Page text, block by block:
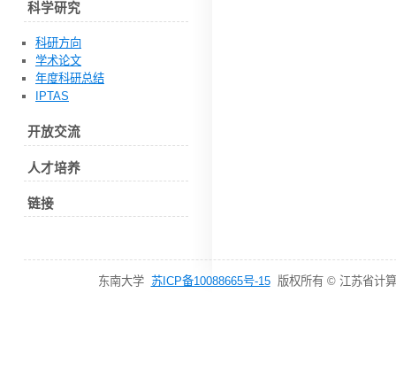
科学研究
科研方向
学术论文
年度科研总结
IPTAS
开放交流
人才培养
链接
东南大学 苏ICP备10088665号-15版权所有 © 江苏省计算